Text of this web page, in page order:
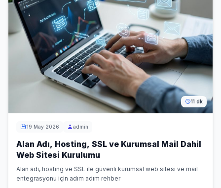
11 dk
19 May 2026 admin
Alan Adı, Hosting, SSL ve Kurumsal Mail Dahil
Web Sitesi Kurulumu
Alan adı, hosting ve SSL ile güvenli kurumsal web sitesi ve mail
entegrasyonu için adım adım rehber